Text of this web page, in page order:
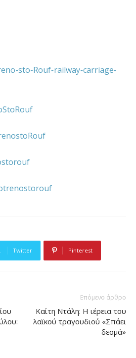
sto-Rouf-railway-carriage-
Twitter Pinterest
Επόμενο άρθρο
Καίτη Ντάλη: Η ιέρεια του
λαϊκού τραγουδιού «Σπάει
δεσμά»